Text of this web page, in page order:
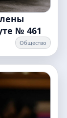
№ 461
Общество